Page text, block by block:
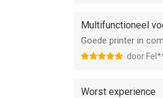
Multifunctioneel
Goede printer in
door
Worst experience